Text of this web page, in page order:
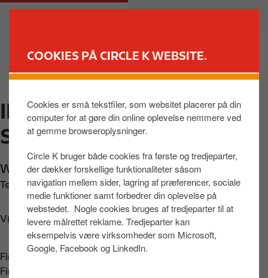
COOKIES PÅ CIRCLE K WEBSITE.
Cookies er små tekstfiler, som websitet placerer på din
computer for at gøre din online oplevelse nemmere ved
at gemme browseroplysninger.
Circle K bruger både cookies fra første og tredjeparter,
der dækker forskellige funktionaliteter såsom
navigation mellem sider, lagring af præferencer, sociale
medie funktioner samt forbedrer din oplevelse på
webstedet. Nogle cookies bruges af tredjeparter til at
levere målrettet reklame. Tredjeparter kan
eksempelvis være virksomheder som Microsoft,
Google, Facebook og LinkedIn.
v
e
d
n
d
l
M
a
INGO HUNDIGE, WAVES
STORCENTER
Waves Storcenter 13 C,Greve,2670
Telefon: +4580208088
Vis vej
Find os på:
Find os på: